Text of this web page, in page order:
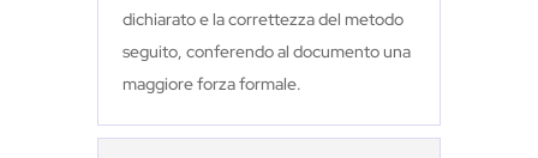
dichiarato e la correttezza del metodo
seguito, conferendo al documento una
maggiore forza formale.